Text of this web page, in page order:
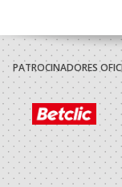
PATROCINADORES